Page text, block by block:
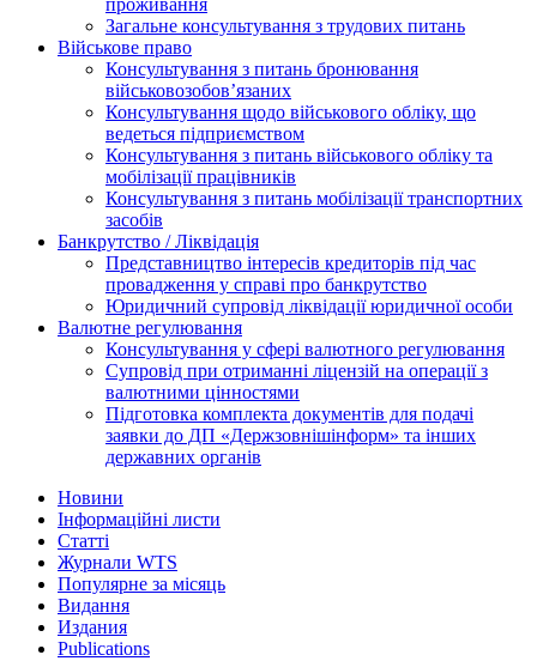
проживання
Загальне консультування з трудових питань
Військове право
Консультування з питань бронювання
військовозобов’язаних
Консультування щодо військового обліку, що
ведеться підприємством
Консультування з питань військового обліку та
мобілізації працівників
Консультування з питань мобілізації транспортних
засобів
Банкрутство / Ліквідація
Представництво інтересів кредиторів під час
провадження у справі про банкрутство
Юридичний супровід ліквідації юридичної особи
Валютне регулювання
Консультування у сфері валютного регулювання
Супровід при отриманні ліцензій на операції з
валютними цінностями
Підготовка комплекта документів для подачі
заявки до ДП «Держзовнішінформ» та інших
державних органів
Новини
Інформаційні листи
Статті
Журнали WTS
Популярне за місяць
Видання
Издания
Publications